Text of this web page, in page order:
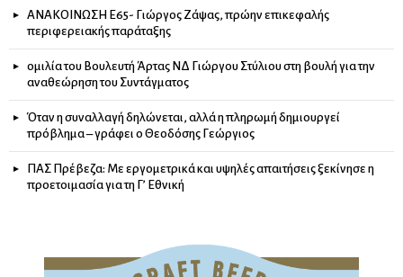
ΑΝΑΚΟΙΝΩΣΗ Ε65- Γιώργος Ζάψας, πρώην επικεφαλής
περιφερειακής παράταξης
ομιλία του Βουλευτή Άρτας ΝΔ Γιώργου Στύλιου στη βουλή για την
αναθεώρηση του Συντάγματος
Όταν η συναλλαγή δηλώνεται, αλλά η πληρωμή δημιουργεί
πρόβλημα – γράφει ο Θεοδόσης Γεώργιος
ΠΑΣ Πρέβεζα: Με εργομετρικά και υψηλές απαιτήσεις ξεκίνησε η
προετοιμασία για τη Γ’ Εθνική